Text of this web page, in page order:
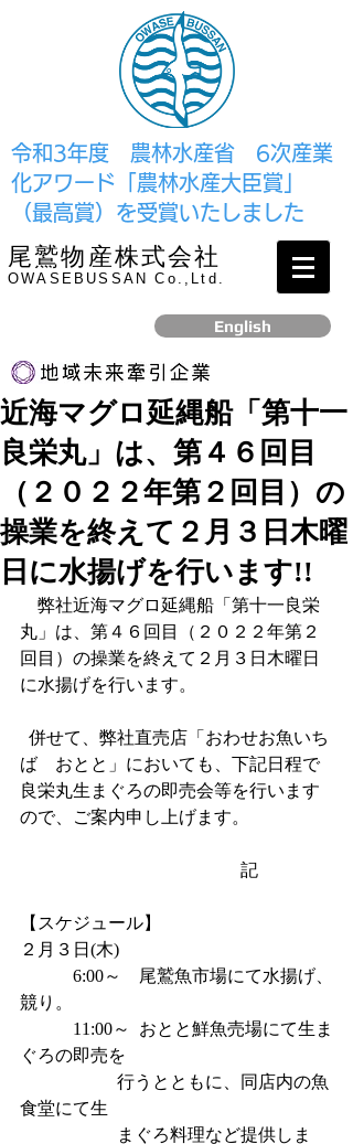
​令和3年度 農林水産省 6次産業
化アワード「農林水産大臣賞」
（最高賞）を受賞いたしました
尾鷲物産株式会社
OWASEBUSSAN Co.,Ltd.
English
リンク
​2017年12月、経済産業省より認定されました
近海マグロ延縄船「第十一
良栄丸」は、第４６回目
（２０２２年第２回目）の
操業を終えて２月３日木曜
日に水揚げを行います!!
弊社近海マグロ延縄船「第十一良栄
丸」は、第４６回目（２０２２年第２
回目）の操業を終えて２月３日木曜日
に水揚げを行います。
ば　おとと」においても、下記日程で
良栄丸生まぐろの即売会等を行います
ので、ご案内申し上げます。
                                              　記
【スケジュール】
２月３日(木)
競り。
ぐろの即売を
食堂にて生